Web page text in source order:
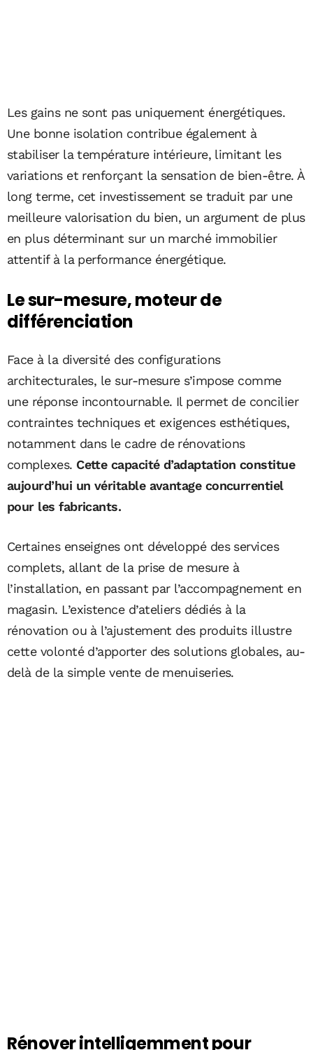
Les gains ne sont pas uniquement énergétiques.
Une bonne isolation contribue également à
stabiliser la température intérieure, limitant les
variations et renforçant la sensation de bien-être. À
long terme, cet investissement se traduit par une
meilleure valorisation du bien, un argument de plus
en plus déterminant sur un marché immobilier
attentif à la performance énergétique.
Le sur-mesure, moteur de
différenciation
Face à la diversité des configurations
architecturales, le sur-mesure s’impose comme
une réponse incontournable. Il permet de concilier
contraintes techniques et exigences esthétiques,
notamment dans le cadre de rénovations
complexes. Cette capacité d’adaptation constitue
aujourd’hui un véritable avantage concurrentiel
pour les fabricants.
Certaines enseignes ont développé des services
complets, allant de la prise de mesure à
l’installation, en passant par l’accompagnement en
magasin. L’existence d’ateliers dédiés à la
rénovation ou à l’ajustement des produits illustre
cette volonté d’apporter des solutions globales, au-
delà de la simple vente de menuiseries.
Rénover intelligemment pour